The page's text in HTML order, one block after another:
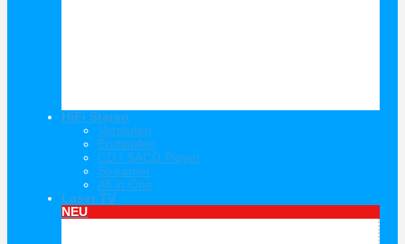
HiFi Stereo
Vorstufen
Endstufen
CD / SACD Player
Streamer
All in One
Laser TV
NEU